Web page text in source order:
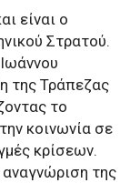
είναι ο
Στρατού.
της Τράπεζας
το
κοινωνία σε
κρίσεων.
της